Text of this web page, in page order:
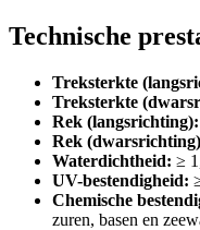
Technische
Treksterkte
Treksterkte
Rek (langsrichting):
Rek
Waterdichtheid: ≥
UV-bestendigheid:
Chemische
zuren, basen en